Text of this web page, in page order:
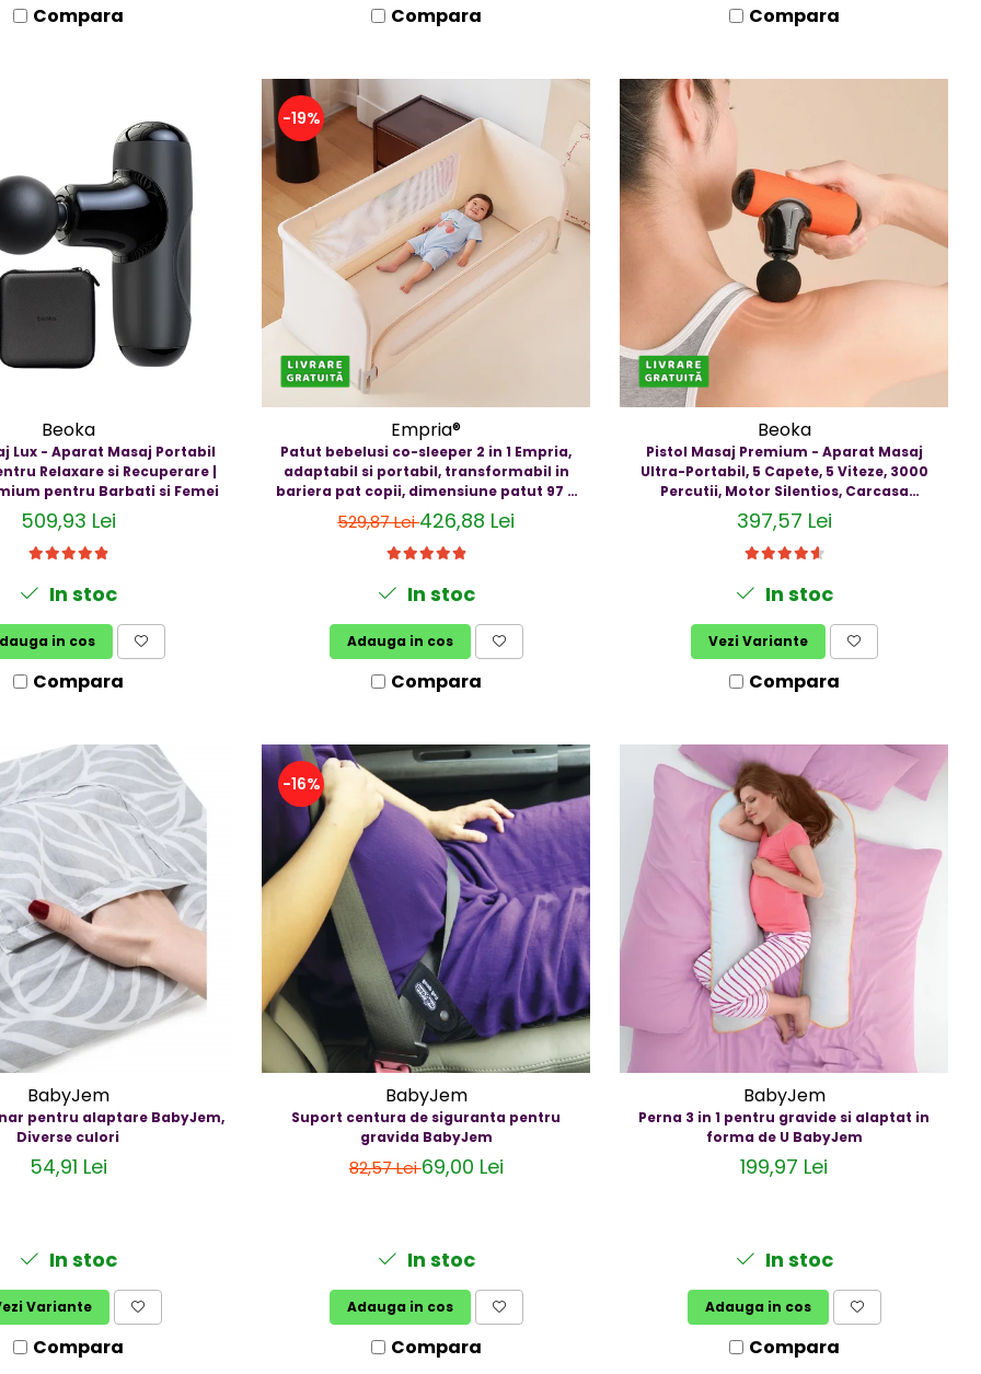
Compara Compara Compara
Beoka
Portabil
Relaxare si Recuperare |
pentru Barbati si Femei
509,93 Lei
In stoc
in cos
Compara
-19%
Empria®
Patut bebelusi co-sleeper 2 in 1 Empria,
adaptabil si portabil, transformabil in
bariera pat copii, dimensiune patut 97 ×
44 × 40 cm, dimensiune bariera 185 × 40
cm, reglabil pe inaltime, pliabil
529,87 Lei426,88 Lei
In stoc
Adauga in cos
Compara
Beoka
Pistol Masaj Premium - Aparat Masaj
Ultra-Portabil, 5 Capete, 5 Viteze, 3000
Percutii, Motor Silentios, Carcasa
Depozitare,Diverse culori
397,57 Lei
In stoc
Vezi Variante
Compara
BabyJem
pentru alaptare BabyJem,
Diverse culori
54,91 Lei
In stoc
Variante
Compara
-16%
BabyJem
Suport centura de siguranta pentru
gravida BabyJem
82,57 Lei69,00 Lei
In stoc
Adauga in cos
Compara
BabyJem
Perna 3 in 1 pentru gravide si alaptat in
forma de U BabyJem
199,97 Lei
In stoc
Adauga in cos
Compara